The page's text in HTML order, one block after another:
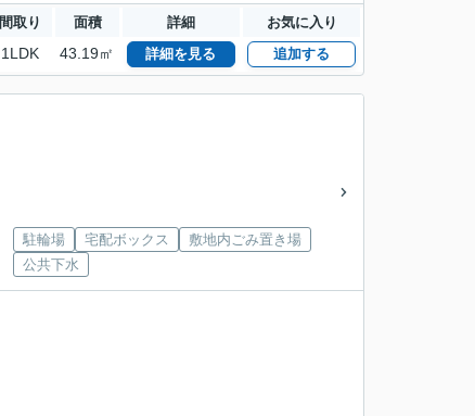
間取り 面積 詳細 お気に入り
1LDK 43.19㎡ 詳細を見る 追加する
駐輪場 宅配ボックス
敷地内ごみ置き場
公共下水